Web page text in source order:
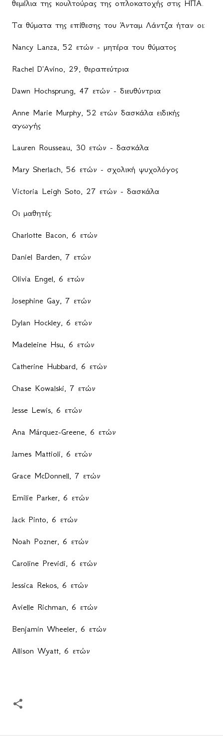
θεμέλια της κουλτούρας της οπλοκατοχής στις ΗΠΑ.
Τα θύματα της επίθεσης του Άνταμ Λάντζα ήταν οι:
Nancy Lanza, 52 ετών - μητέρα του θύματος
Rachel D'Avino, 29, θεραπεύτρια
Dawn Hochsprung, 47 ετών - διευθύντρια
Anne Marie Murphy, 52 ετών δασκάλα ειδικής
αγωγής
Lauren Rousseau, 30 ετών - δασκάλα
Mary Sherlach, 56 ετών - σχολική ψυχολόγος
Victoria Leigh Soto, 27 ετών - δασκάλα
Οι μαθητές:
Charlotte Bacon, 6 ετών
Daniel Barden, 7 ετών
Olivia Engel, 6 ετών
Josephine Gay, 7 ετών
Dylan Hockley, 6 ετών
Madeleine Hsu, 6 ετών
Catherine Hubbard, 6 ετών
Chase Kowalski, 7 ετών
Jesse Lewis, 6 ετών
Ana Márquez-Greene, 6 ετών
James Mattioli, 6 ετών
Grace McDonnell, 7 ετών
Emilie Parker, 6 ετών
Jack Pinto, 6 ετών
Noah Pozner, 6 ετών
Caroline Previdi, 6 ετών
Jessica Rekos, 6 ετών
Avielle Richman, 6 ετών
Benjamin Wheeler, 6 ετών
Allison Wyatt, 6 ετών